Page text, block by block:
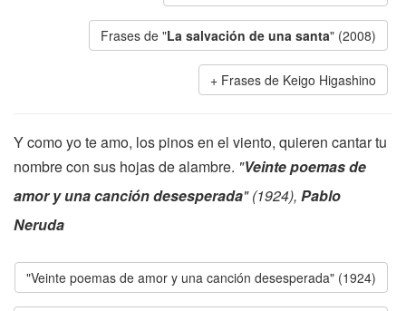
Frases de "La salvación de una santa" (2008)
Frases de Keigo Higashino
Y como yo te amo, los pinos en el viento, quieren cantar tu
nombre con sus hojas de alambre. "Veinte poemas de
amor y una canción desesperada" (1924), Pablo
Neruda
"Veinte poemas de amor y una canción desesperada" (1924)